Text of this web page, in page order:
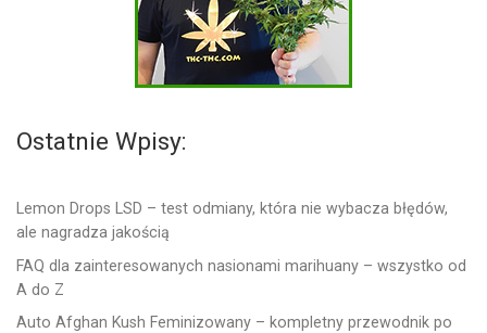
Ostatnie Wpisy:
Lemon Drops LSD – test odmiany, która nie wybacza błędów,
ale nagradza jakością
FAQ dla zainteresowanych nasionami marihuany – wszystko od
A do Z
Auto Afghan Kush Feminizowany – kompletny przewodnik po